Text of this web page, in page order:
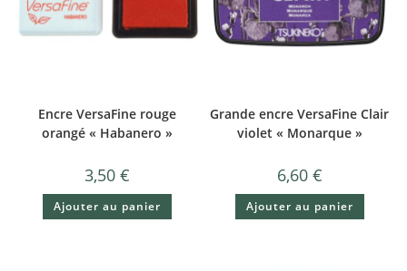
Encre VersaFine rouge
orangé « Habanero »
3,50€
Ajouter au panier
Grande encre VersaFine Clair
violet « Monarque »
6,60 €
Ajouter au panier